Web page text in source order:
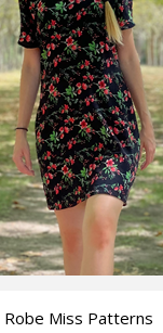
Robe Miss Hope